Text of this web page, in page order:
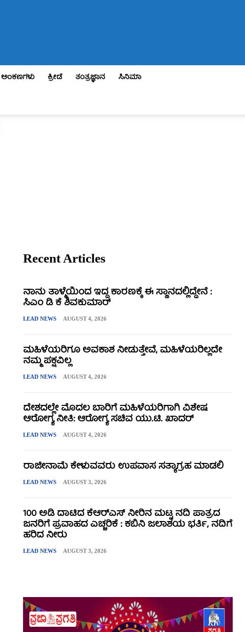
ಅಂಕಣಗಳು ಕ್ರೀಡೆ ತಂತ್ರಜ್ಞಾನ
ಸಿನಿಮಾ
Recent Articles
ನಾನು ತಾಳ್ಮೆಯಿಂದ ಇದ್ದ ಕಾರಣಕ್ಕೆ ಈ ಸ್ಥಾನದಲ್ಲಿದ್ದೇನೆ :
ಸಿಎಂ ಡಿ ಕೆ ಶಿವಕುಮಾರ್
LEAD NEWS AUGUST 4, 2026
ಮಹಿಳೆಯರಿಗೂ ಅವಕಾಶ ನೀಡುತ್ತೇವೆ, ಮಹಿಳೆಯರಿಲ್ಲದೇ
ನಮ್ಮ ಪಕ್ಷವಿಲ್ಲ
LEAD NEWS AUGUST 4, 2026
ದೇಶದಲ್ಲೇ ಮೊದಲ ಬಾರಿಗೆ ಮಹಿಳೆಯರಿಗಾಗಿ ವಿಶೇಷ
ಆರೋಗ್ಯ ನೀತಿ: ಆರೋಗ್ಯ ಸಚಿವ ಯು.ಟಿ. ಖಾದರ್
LEAD NEWS AUGUST 4, 2026
ರಾಜೀನಾಮೆ ಕೇಳುವವರು ಉಪವಾಸ ಸತ್ಯಾಗ್ರಹ ಮಾಡಲಿ
LEAD NEWS AUGUST 3, 2026
100 ಅಡಿ ದಾಟಿದ ಕೆಆರ್‌ಎಸ್ ನೀರಿನ ಮಟ್ಟ ನದಿ ಪಾತ್ರದ
ಜನರಿಗೆ ಪ್ರವಾಹದ ಎಚ್ಚರಿಕೆ : ಕಬಿನಿ ಜಲಾಶಯ ಭರ್ತಿ, ನದಿಗೆ
ಹರಿದ ನೀರು
LEAD NEWS AUGUST 3, 2026